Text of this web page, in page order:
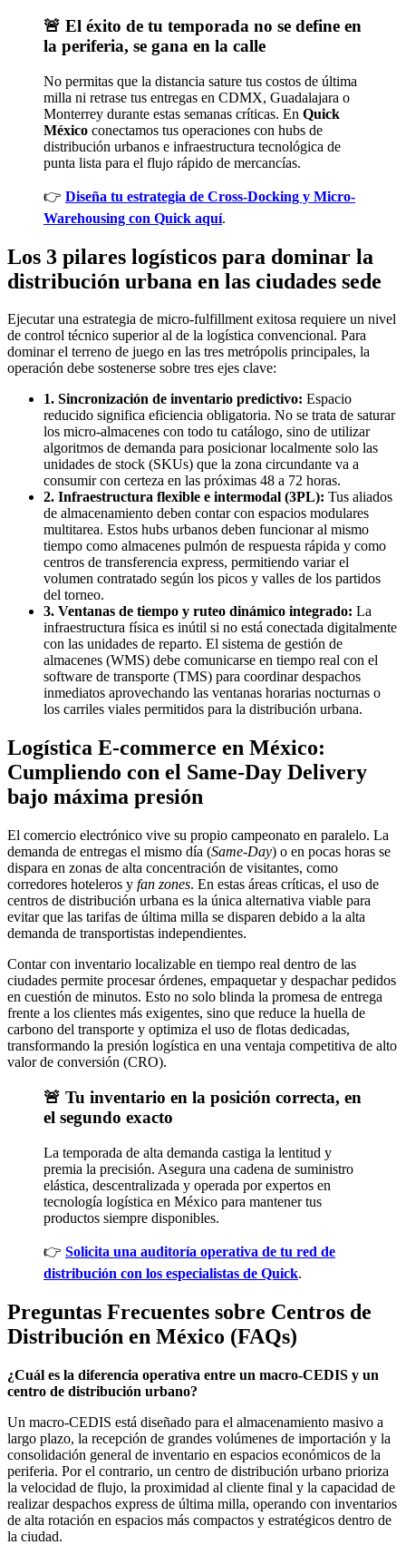
🚨 El éxito de tu temporada no se define en
la periferia, se gana en la calle
No permitas que la distancia sature tus costos de última
milla ni retrase tus entregas en CDMX, Guadalajara o
Monterrey durante estas semanas críticas. En Quick
México conectamos tus operaciones con hubs de
distribución urbanos e infraestructura tecnológica de
punta lista para el flujo rápido de mercancías.
👉 Diseña tu estrategia de Cross-Docking y Micro-
Warehousing con Quick aquí.
Los 3 pilares logísticos para dominar la
distribución urbana en las ciudades sede
Ejecutar una estrategia de micro-fulfillment exitosa requiere un nivel
de control técnico superior al de la logística convencional. Para
dominar el terreno de juego en las tres metrópolis principales, la
operación debe sostenerse sobre tres ejes clave:
1. Sincronización de inventario predictivo: Espacio
reducido significa eficiencia obligatoria. No se trata de saturar
los micro-almacenes con todo tu catálogo, sino de utilizar
algoritmos de demanda para posicionar localmente solo las
unidades de stock (SKUs) que la zona circundante va a
consumir con certeza en las próximas 48 a 72 horas.
2. Infraestructura flexible e intermodal (3PL): Tus aliados
de almacenamiento deben contar con espacios modulares
multitarea. Estos hubs urbanos deben funcionar al mismo
tiempo como almacenes pulmón de respuesta rápida y como
centros de transferencia express, permitiendo variar el
volumen contratado según los picos y valles de los partidos
del torneo.
3. Ventanas de tiempo y ruteo dinámico integrado: La
infraestructura física es inútil si no está conectada digitalmente
con las unidades de reparto. El sistema de gestión de
almacenes (WMS) debe comunicarse en tiempo real con el
software de transporte (TMS) para coordinar despachos
inmediatos aprovechando las ventanas horarias nocturnas o
los carriles viales permitidos para la distribución urbana.
Logística E-commerce en México:
Cumpliendo con el Same-Day Delivery
bajo máxima presión
El comercio electrónico vive su propio campeonato en paralelo. La
demanda de entregas el mismo día (Same-Day) o en pocas horas se
dispara en zonas de alta concentración de visitantes, como
corredores hoteleros y fan zones. En estas áreas críticas, el uso de
centros de distribución urbana es la única alternativa viable para
evitar que las tarifas de última milla se disparen debido a la alta
demanda de transportistas independientes.
Contar con inventario localizable en tiempo real dentro de las
ciudades permite procesar órdenes, empaquetar y despachar pedidos
en cuestión de minutos. Esto no solo blinda la promesa de entrega
frente a los clientes más exigentes, sino que reduce la huella de
carbono del transporte y optimiza el uso de flotas dedicadas,
transformando la presión logística en una ventaja competitiva de alto
valor de conversión (CRO).
🚨 Tu inventario en la posición correcta, en
el segundo exacto
La temporada de alta demanda castiga la lentitud y
premia la precisión. Asegura una cadena de suministro
elástica, descentralizada y operada por expertos en
tecnología logística en México para mantener tus
productos siempre disponibles.
👉 Solicita una auditoría operativa de tu red de
distribución con los especialistas de Quick.
Preguntas Frecuentes sobre Centros de
Distribución en México (FAQs)
¿Cuál es la diferencia operativa entre un macro-CEDIS y un
centro de distribución urbano?
Un macro-CEDIS está diseñado para el almacenamiento masivo a
largo plazo, la recepción de grandes volúmenes de importación y la
consolidación general de inventario en espacios económicos de la
periferia. Por el contrario, un centro de distribución urbano prioriza
la velocidad de flujo, la proximidad al cliente final y la capacidad de
realizar despachos express de última milla, operando con inventarios
de alta rotación en espacios más compactos y estratégicos dentro de
la ciudad.